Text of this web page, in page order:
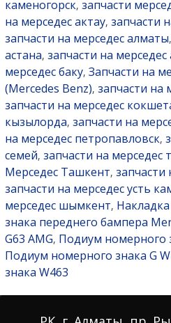
каменогорск, запчасти
на мерседес актау, запчасти
запчасти на мерседес алматы,
астана, запчасти на
мерседес баку, Запчасти на
(Mercedes Benz), запчасти на
запчасти на мерседес
кызылорда, запчасти на
на мерседес петропавловск,
семей, запчасти на мерседес
Мерседес Ташкент, запчасти
запчасти на мерседес усть
мерседес шымкент,
знака переднего бампера
G63 AMG, Подиум номерного
Подиум номерного знака G
знака W463